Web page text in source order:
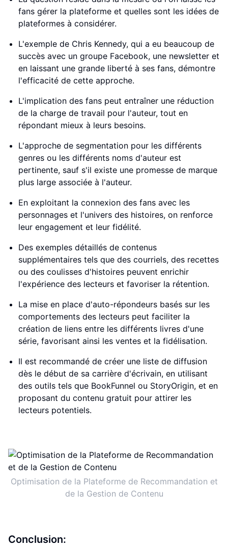
fans gérer la plateforme et quelles sont les idées de
plateformes à considérer.
L'exemple de Chris Kennedy, qui a eu beaucoup de
succès avec un groupe Facebook, une newsletter et
en laissant une grande liberté à ses fans, démontre
l'efficacité de cette approche.
L'implication des fans peut entraîner une réduction
de la charge de travail pour l'auteur, tout en
répondant mieux à leurs besoins.
L'approche de segmentation pour les différents
genres ou les différents noms d'auteur est
pertinente, sauf s'il existe une promesse de marque
plus large associée à l'auteur.
En exploitant la connexion des fans avec les
personnages et l'univers des histoires, on renforce
leur engagement et leur fidélité.
Des exemples détaillés de contenus
supplémentaires tels que des courriels, des recettes
ou des coulisses d'histoires peuvent enrichir
l'expérience des lecteurs et favoriser la rétention.
La mise en place d'auto-répondeurs basés sur les
comportements des lecteurs peut faciliter la
création de liens entre les différents livres d'une
série, favorisant ainsi les ventes et la fidélisation.
Il est recommandé de créer une liste de diffusion
dès le début de sa carrière d'écrivain, en utilisant
des outils tels que BookFunnel ou StoryOrigin, et en
proposant du contenu gratuit pour attirer les
lecteurs potentiels.
Optimisation de la Plateforme de Recommandation et
de la Gestion de Contenu
Conclusion: